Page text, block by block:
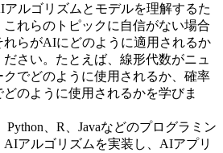
ルゴリズムとモデルを理解するた
れらのトピックに自信がない場合
れらがAIにどのように適用されるか
さい。たとえば、線形代数がニュ
クでどのように使用されるか、確率
のように使用されるかを学びま
Python、R、Javaなどのプログラミン
アルゴリズムを実装し、AIアプリ